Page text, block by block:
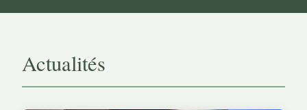
Actualités